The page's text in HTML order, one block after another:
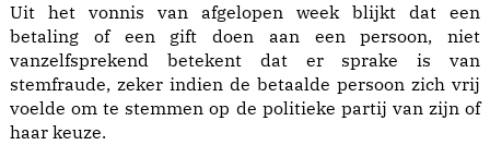
Uit het vonnis van afgelopen week blijkt dat een
betaling of een gift doen aan een persoon, niet
vanzelfsprekend betekent dat er sprake is van
stemfraude, zeker indien de betaalde persoon zich vrij
voelde om te stemmen op de politieke partij van zijn of
haar keuze.